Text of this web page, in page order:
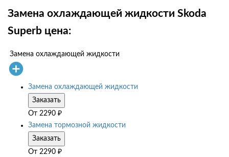
Замена охлаждающей жидкости Skoda
Superb цена:
Замена охлаждающей жидкости
Замена охлаждающей жидкости
Заказать
От 2290 ₽
Замена тормозной жидкости
Заказать
От 2290 ₽